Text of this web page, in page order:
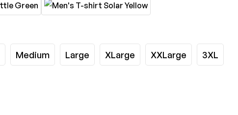
Medium Large XLarge XXLarge 3XL